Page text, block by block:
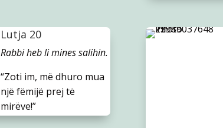
Lutja 20
Rabbi heb li mines salihin.
“Zoti im, më dhuro mua
një fëmijë prej të
mirëve!”